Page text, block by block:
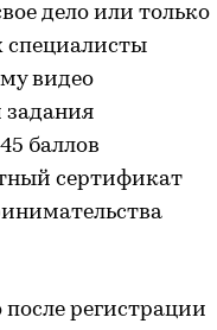
дело или только
специалисты
видео
задания
баллов
сертификат
регистрации